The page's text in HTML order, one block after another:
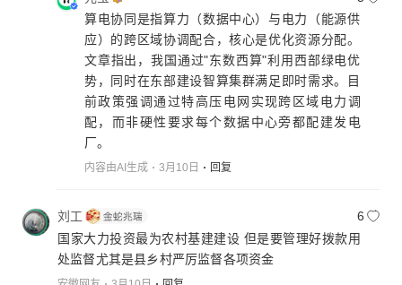
算电协同是指算力（数据中心）与电力（能源供
应）的跨区域协调配合，核心是优化资源分配。
文章指出，我国通过"东数西算"利用西部绿电优
势，同时在东部建设智算集群满足即时需求。目
前政策强调通过特高压电网实现跨区域电力调
配，而非硬性要求每个数据中心旁都配建发电
厂。
内容由AI生成 3月10日 回复
刘工
6
国家大力投资最为农村基建建设 但是要管理好拨款用
处监督尤其是县乡村严厉监督各项资金